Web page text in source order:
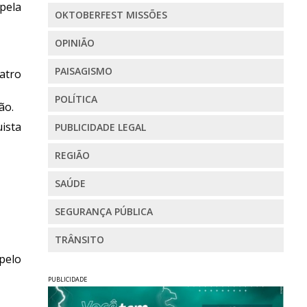
OKTOBERFEST MISSÕES
OPINIÃO
PAISAGISMO
POLÍTICA
PUBLICIDADE LEGAL
REGIÃO
SAÚDE
SEGURANÇA PÚBLICA
TRÂNSITO
PUBLICIDADE